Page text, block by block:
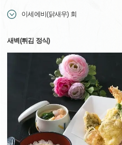
이세에비(닭새우) 회
새벽(튀김 정식)